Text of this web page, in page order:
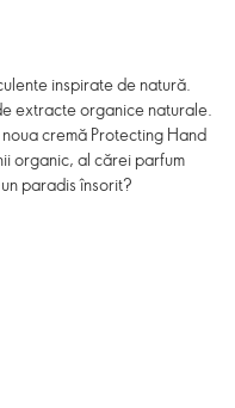
inspirate de natură.
extracte organice naturale.
cremă Protecting Hand
organic, al cărei parfum
paradis însorit?